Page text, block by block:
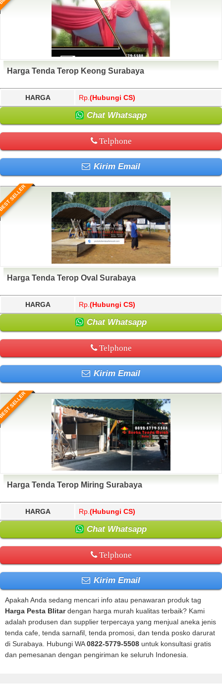
Harga Tenda Terop Keong Surabaya
HARGA Rp. (Hubungi CS)
Chat Whatsapp
Telphone
Kirim Email
SELLER
Harga Tenda Terop Oval Surabaya
HARGA Rp. (Hubungi CS)
Chat Whatsapp
Telphone
Kirim Email
SELLER
Harga Tenda Terop Miring Surabaya
HARGA Rp. (Hubungi CS)
Chat Whatsapp
Telphone
Kirim Email
Apakah Anda sedang mencari info atau penawaran produk tag
Harga Pesta Blitardengan harga murah kualitas terbaik? Kami
adalah produsen dan supplier terpercaya yang menjual aneka jenis
tenda cafe, tenda sarnafil, tenda promosi, dan tenda posko darurat
di Surabaya. Hubungi WA0822-5779-5508 untuk konsultasi gratis
dan pemesanan dengan pengiriman ke seluruh Indonesia.